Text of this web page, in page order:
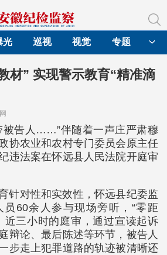
光 巡视 视觉 专题
材” 实现警示教育“精准滴
被告人……”伴随着一声庄严肃穆
协农业和农村专门委员会原主任
违法案在怀远县人民法院开庭审
针对性和实效性，怀远县纪委监
60余人参与现场旁听，“零距
近三小时的庭审，通过宣读起诉
辩论、最后陈述等环节，被告人
步走上犯罪道路的轨迹被清晰还